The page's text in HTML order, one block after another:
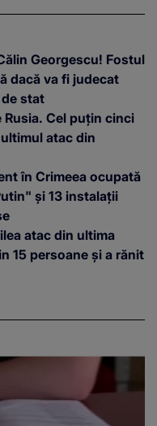
Georgescu! Fostul
dacă va fi judecat
stat
Cel puțin cinci
atac din
în Crimeea ocupată
și 13 instalații
atac din ultima
15 persoane și a rănit